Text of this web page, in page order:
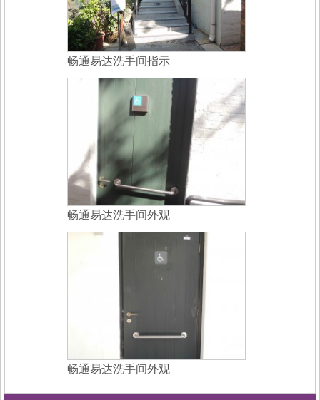
畅通易达洗手间指示
畅通易达洗手间外观
畅通易达洗手间外观